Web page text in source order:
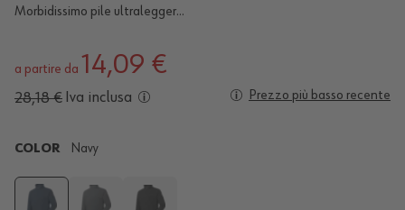
Morbidissimo pile ultralegger...
a partire da 14,09 €
28,18 € Iva inclusa Prezzo più basso recente
COLOR Navy